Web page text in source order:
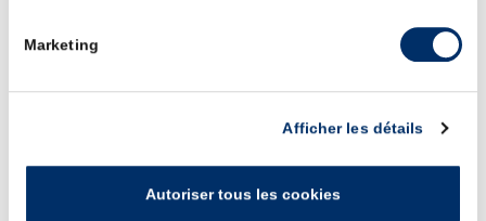
Marketing
Afficher les détails
Autoriser tous les cookies
retrouver pour découvrir Poitiers et sa région le temps d’une
course. Un événement tout à la fois sportif et festif, avec
notamment l’organisation d’une pasta party le samedi soir.
Le marathon Poitiers > Futuroscope bénéficie du label national
de laFédération Française d’Athlétisme.